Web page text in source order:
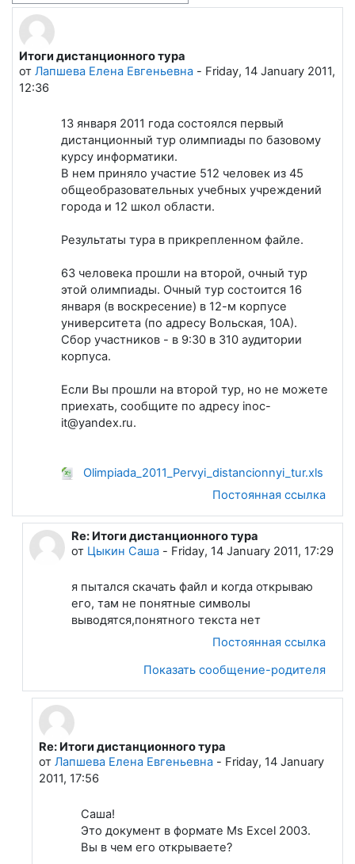
Итоги дистанционного тура
от Лапшева Елена Евгеньевна - Friday, 14 January 2011,
12:36
Количество ответов: 6
13 января 2011 года состоялся первый
дистанционный тур олимпиады по базовому
курсу информатики.
В нем приняло участие 512 человек из 45
общеобразовательных учебных учреждений
города и 12 школ области.
Результаты тура в прикрепленном файле.
63 человека прошли на второй, очный тур
этой олимпиады. Очный тур состоится 16
января (в воскресение) в 12-м корпусе
университета (по адресу Вольская, 10А).
Сбор участников - в 9:30 в 310 аудитории
корпуса.
Если Вы прошли на второй тур, но не можете
приехать, сообщите по адресу inoc-
it@yandex.ru.
Olimpiada_2011_Pervyi_distancionnyi_tur.xls
Постоянная ссылка
В ответ на Лапшева Елена Евгеньевна
Re: Итоги дистанционного тура
от Цыкин Саша- Friday, 14 January 2011, 17:29
я пытался скачать файл и когда открываю
его, там не понятные символы
выводятся,понятного текста нет
Постоянная ссылка
Показать сообщение-родителя
В ответ на Цыкин Саша
Re: Итоги дистанционного тура
от Лапшева Елена Евгеньевна- Friday, 14 January
2011, 17:56
Саша!
Это документ в формате Ms Excel 2003.
Вы в чем его открываете?